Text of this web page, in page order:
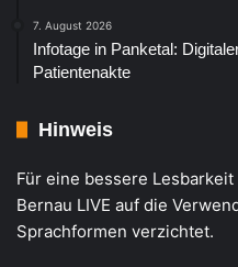
7. August 2026
Infotage in Panketal:
Patientenakte
Hinweis
Für eine bessere
Bernau LIVE auf die
Sprachformen verzichtet.